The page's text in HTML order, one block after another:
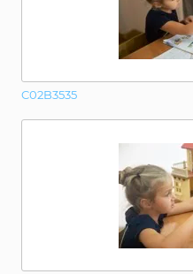
C02B3535